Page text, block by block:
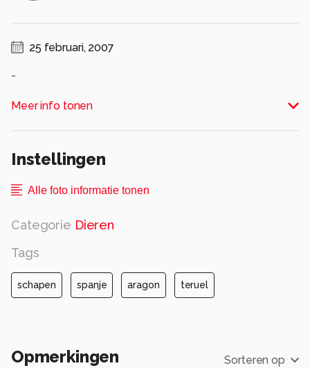
25 februari, 2007
-
Alle rechten voorbehouden
Meer info tonen
Instellingen
Alle foto informatie tonen
Categorie Dieren
Tags
schapen spanje aragon teruel
Opmerkingen Sorteren op